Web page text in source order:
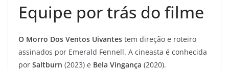
Equipe por trás do filme
O Morro Dos Ventos Uivantes tem direção e roteiro
assinados por Emerald Fennell. A cineasta é conhecida
por Saltburn (2023) e Bela Vingança (2020).